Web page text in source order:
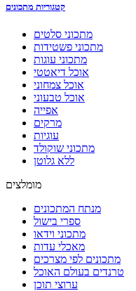
קטגוריות מתכונים
מתכוני סלטים
מתכוני פשטידות
מתכוני עוגות
אוכל דיאטטי
אוכל צמחוני
אוכל טבעוני
אפייה
מרקים
עוגיות
מתכוני שוקולד
ללא גלוטן
מומלצים
מנתח המתכונים
ספרי בישול
מתכוני וידאו
מאכלי עדות
מתכונים לפי מצרכים
טרנדים בעולם האוכל
ערוצי תוכן